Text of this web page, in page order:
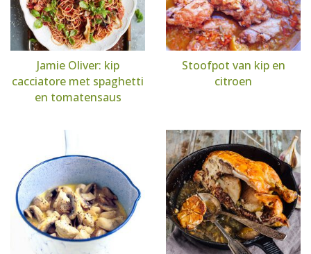
Jamie Oliver: kip
cacciatore met spaghetti
en tomatensaus
Stoofpot van kip en
citroen